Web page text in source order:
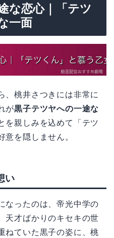
な恋心｜「テツ
一面
、桃井さつきには非常に
が黒子テツヤへの一途な
を親しみを込めて「テツ
意を隠しません。
い
なったのは、帝光中学の
天才ばかりのキセキの世
ねていた黒子の姿に、桃